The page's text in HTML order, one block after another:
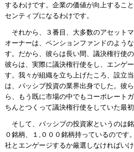
するわけです。企業の価値が向上するこ
センティブになるわけです。
それから、３番目、大多数のアセット
オーナーは、ペンションファンドのよう
す。だから、彼らは長い間、議決権行使
彼らは、実際に議決権行使をし、エンゲ
す。我々が組織を立ち上げたころ、設立
は、パッシブ投資の業界出身でした。彼
ら、もう既に市場の中でもコーポレート
ちんとつくって議決権行使をしていた最
そして、パッシブの投資家というのは
０銘柄、１,０００銘柄持っているのです
社とエンゲージするか厳選しなければい